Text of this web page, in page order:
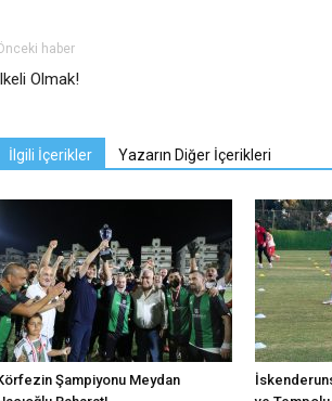
haber
Olmak!
İlgili İçerikler Yazarın Diğer İçerikleri
Şampiyonu Meydan